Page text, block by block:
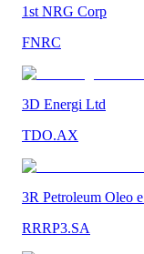
1st NRG Corp
FNRC
3D Energi Ltd
TDO.AX
3R Petroleum Oleo
RRRP3.SA